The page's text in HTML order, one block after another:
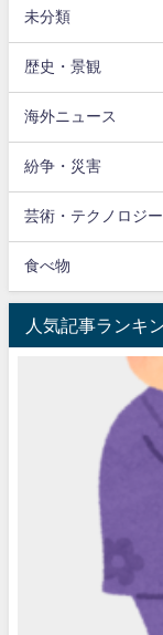
未分類
歴史・景観
海外ニュース
紛争・災害
芸術・テクノロジー
食べ物
人気記事ランキ